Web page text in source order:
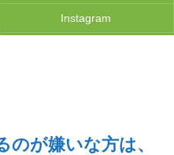
Instagram
が嫌いな方は、